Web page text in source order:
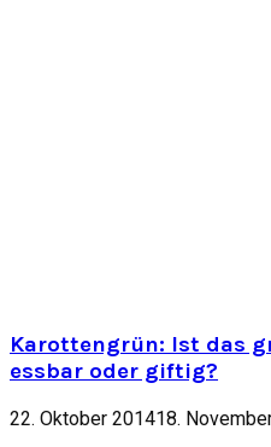
Karottengrün: Ist das
essbar oder giftig?
22. Oktober 201418.